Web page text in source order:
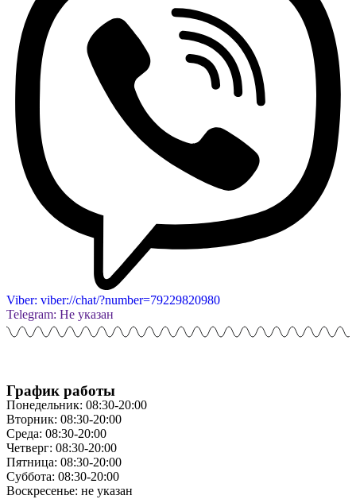
Viber: viber://chat/?number=79229820980
Telegram: Не указан
График работы
Понедельник: 08:30-20:00
Вторник: 08:30-20:00
Среда: 08:30-20:00
Четверг: 08:30-20:00
Пятница: 08:30-20:00
Суббота: 08:30-20:00
Воскресенье: не указан